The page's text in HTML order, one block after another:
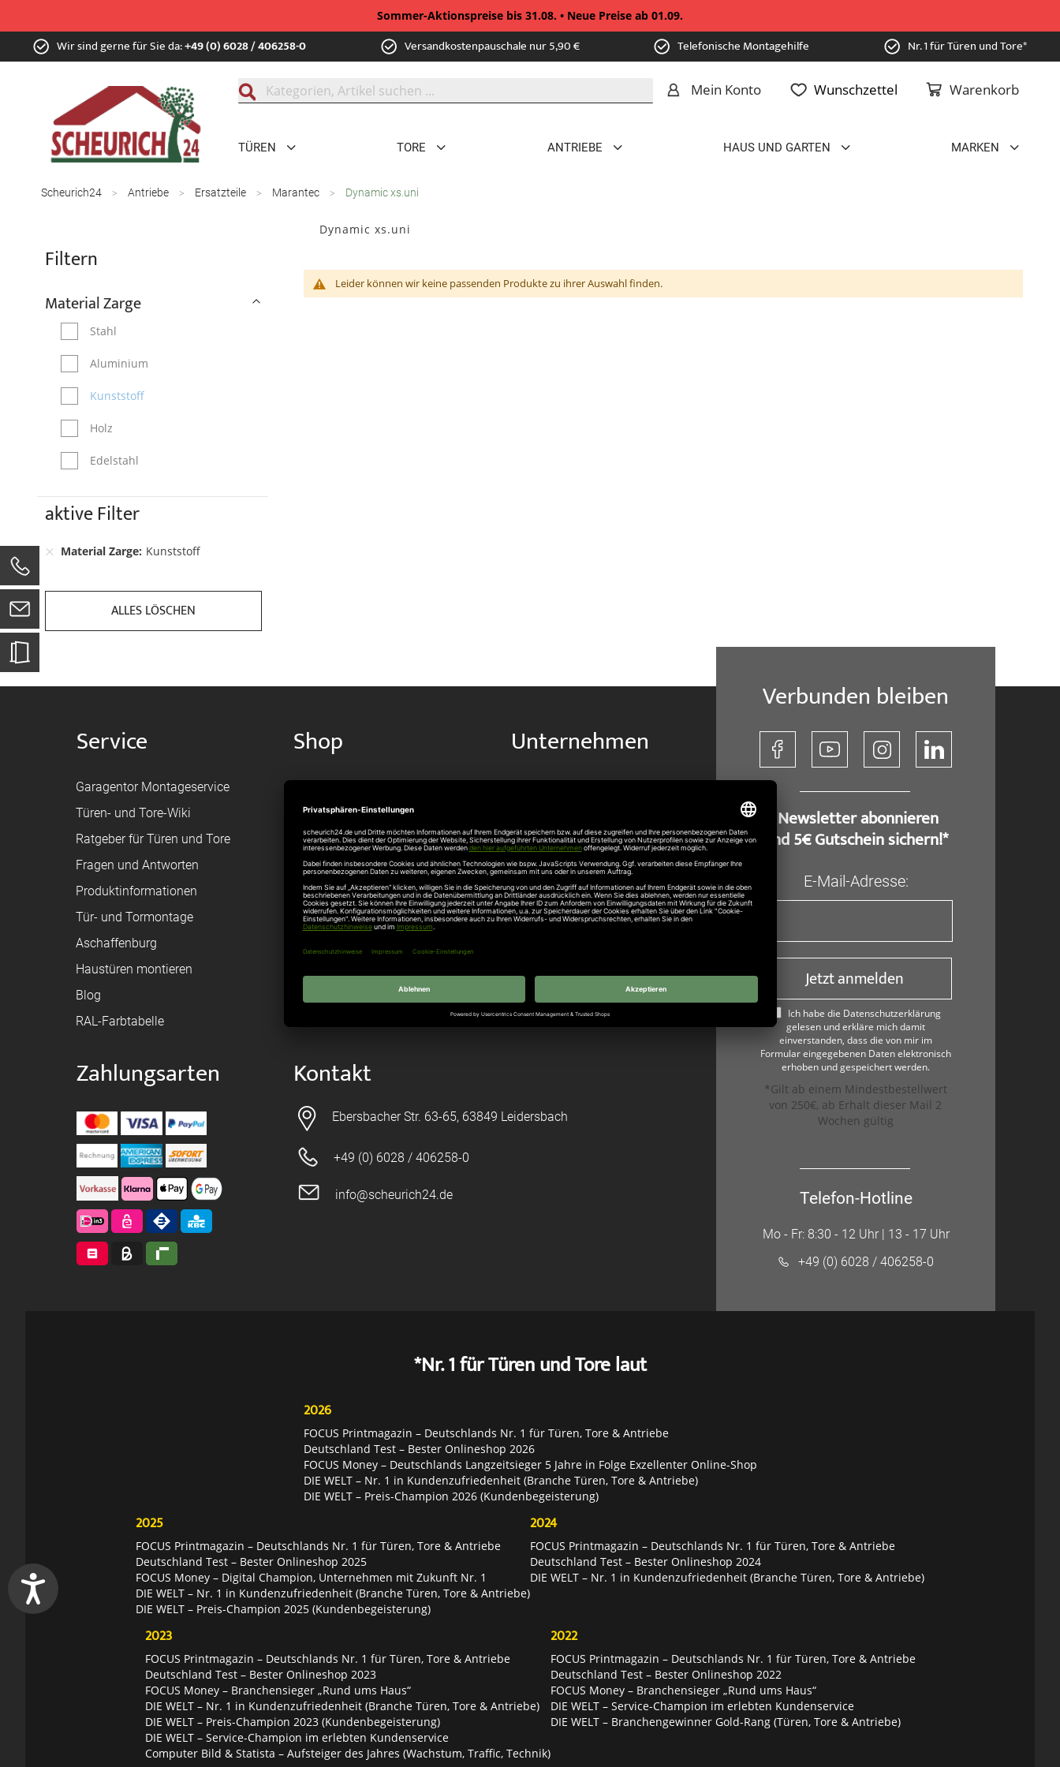
Sommer-Aktionspreise bis 31.08. • Neue Preise ab 01.09.
Zum
Inhalt Wir sind gerne für Sie da:+49 (0) 6028 / 406258-0 Versandkostenpauschale nur 5,90 € Telefonische Montagehilfe Nr. 1 für Türen und Tore*
Warenkorb
Mein Konto Wunschzettel
TÜREN TORE ANTRIEBE HAUS UND GARTEN MARKEN
Scheurich24 Antriebe Ersatzteile Marantec Dynamic xs.uni
Dynamic xs.uni
Leider können wir keine passenden Produkte zu ihrer Auswahl finden.
aktive Filter
Material Zarge Kunststoff
ALLES LÖSCHEN
Filtern
Material Zarge
Stahl
Aluminium
Kunststoff
Holz
Edelstahl
Service
Garagentor Montageservice
Türen- und Tore-Wiki
Ratgeber für Türen und Tore
Fragen und Antworten
Produktinformationen
Tür- und Tormontage
Aschaffenburg
Haustüren montieren
Blog
RAL-Farbtabelle
Shop
Zahlungsarten
Bestellvorgang
Registrieren
Federanfrage
Toraufmaß
Elektrische Garagentore
Unternehmen
Hersteller
Hörmann Türen
Hörmann Sektionaltor
Zahlungsarten Kontakt
Ebersbacher Str. 63-65, 63849 Leidersbach
+49 (0) 6028 / 406258-0
info@scheurich24.de
Verbunden bleiben
​ Newsletter abonnieren
und 5€ Gutschein sichern!*
E-Mail-Adresse:
Jetzt anmelden
Ich habe die Datenschutzerklärung
gelesen und erkläre mich damit
einverstanden, dass die von mir im
Formular eingegebenen Daten elektronisch
erhoben und gespeichert werden.
*Gilt ab einem Mindestbestellwert
von 250€, ab Erhalt dieser Mail 2
Wochen gültig
Telefon-Hotline
Mo - Fr: 8:30 - 12 Uhr | 13 - 17 Uhr
+49 (0) 6028 / 406258-0
*Nr. 1 für Türen und Tore laut
2026
FOCUS Printmagazin – Deutschlands Nr. 1 für Türen, Tore & Antriebe
Deutschland Test – Bester Onlineshop 2026
FOCUS Money – Deutschlands Langzeitsieger 5 Jahre in Folge Exzellenter Online-Shop
DIE WELT – Nr. 1 in Kundenzufriedenheit (Branche Türen, Tore & Antriebe)
DIE WELT – Preis-Champion 2026 (Kundenbegeisterung)
2025
FOCUS Printmagazin – Deutschlands Nr. 1 für Türen, Tore & Antriebe
Deutschland Test – Bester Onlineshop 2025
FOCUS Money – Digital Champion, Unternehmen mit Zukunft Nr. 1
DIE WELT – Nr. 1 in Kundenzufriedenheit (Branche Türen, Tore & Antriebe)
DIE WELT – Preis-Champion 2025 (Kundenbegeisterung)
2024
FOCUS Printmagazin – Deutschlands Nr. 1 für Türen, Tore & Antriebe
Deutschland Test – Bester Onlineshop 2024
DIE WELT – Nr. 1 in Kundenzufriedenheit (Branche Türen, Tore & Antriebe)
2023
FOCUS Printmagazin – Deutschlands Nr. 1 für Türen, Tore & Antriebe
Deutschland Test – Bester Onlineshop 2023
FOCUS Money – Branchensieger „Rund ums Haus“
DIE WELT – Nr. 1 in Kundenzufriedenheit (Branche Türen, Tore & Antriebe)
DIE WELT – Preis-Champion 2023 (Kundenbegeisterung)
DIE WELT – Service-Champion im erlebten Kundenservice
Computer Bild & Statista – Aufsteiger des Jahres (Wachstum, Traffic, Technik)
2022
FOCUS Printmagazin – Deutschlands Nr. 1 für Türen, Tore & Antriebe
Deutschland Test – Bester Onlineshop 2022
FOCUS Money – Branchensieger „Rund ums Haus“
DIE WELT – Service-Champion im erlebten Kundenservice
DIE WELT – Branchengewinner Gold-Rang (Türen, Tore & Antriebe)